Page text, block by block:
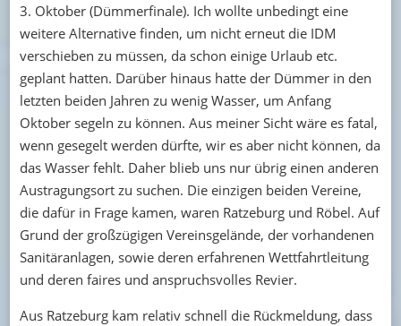
3. Oktober (Dümmerfinale). Ich wollte unbedingt eine
weitere Alternative finden, um nicht erneut die IDM
verschieben zu müssen, da schon einige Urlaub etc.
geplant hatten. Darüber hinaus hatte der Dümmer in den
letzten beiden Jahren zu wenig Wasser, um Anfang
Oktober segeln zu können. Aus meiner Sicht wäre es fatal,
wenn gesegelt werden dürfte, wir es aber nicht können, da
das Wasser fehlt. Daher blieb uns nur übrig einen anderen
Austragungsort zu suchen. Die einzigen beiden Vereine,
die dafür in Frage kamen, waren Ratzeburg und Röbel. Auf
Grund der großzügigen Vereinsgelände, der vorhandenen
Sanitäranlagen, sowie deren erfahrenen Wettfahrtleitung
und deren faires und anspruchsvolles Revier.
Aus Ratzeburg kam relativ schnell die Rückmeldung, dass